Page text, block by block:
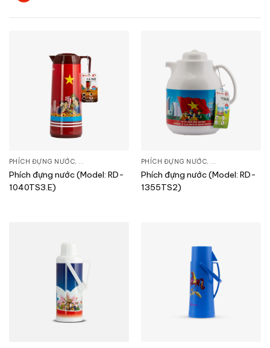
PHÍCH ĐỰNG NƯỚC, SẢN PHẨM KHÁC
Phích đựng nước (Model: RD-
1040TS3.E)
PHÍCH ĐỰNG NƯỚC, SẢN PHẨM KHÁC
Phích đựng nước (Model: RD-
1355TS2)